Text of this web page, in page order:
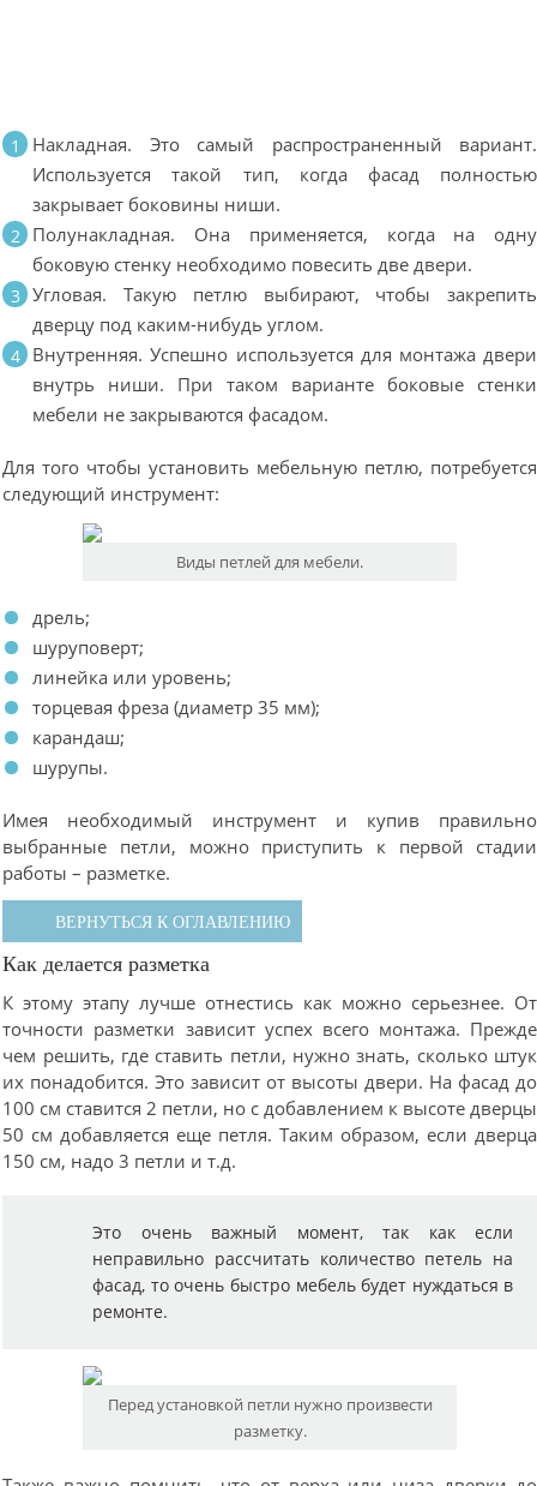
Накладная. Это самый распространенный вариант.
Используется такой тип, когда фасад полностью
закрывает боковины ниши.
Полунакладная. Она применяется, когда на одну
боковую стенку необходимо повесить две двери.
Угловая. Такую петлю выбирают, чтобы закрепить
дверцу под каким-нибудь углом.
Внутренняя. Успешно используется для монтажа двери
внутрь ниши. При таком варианте боковые стенки
мебели не закрываются фасадом.
Для того чтобы установить мебельную петлю, потребуется
следующий инструмент:
Виды петлей для мебели.
дрель;
шуруповерт;
линейка или уровень;
торцевая фреза (диаметр 35 мм);
карандаш;
шурупы.
Имея необходимый инструмент и купив правильно
выбранные петли, можно приступить к первой стадии
работы – разметке.
ВЕРНУТЬСЯ К ОГЛАВЛЕНИЮ
Как делается разметка
К этому этапу лучше отнестись как можно серьезнее. От
точности разметки зависит успех всего монтажа. Прежде
чем решить, где ставить петли, нужно знать, сколько штук
их понадобится. Это зависит от высоты двери. На фасад до
100 см ставится 2 петли, но с добавлением к высоте дверцы
50 см добавляется еще петля. Таким образом, если дверца
150 см, надо 3 петли и т.д.
Это очень важный момент, так как если
неправильно рассчитать количество петель на
фасад, то очень быстро мебель будет нуждаться в
ремонте.
Перед установкой петли нужно произвести
разметку.